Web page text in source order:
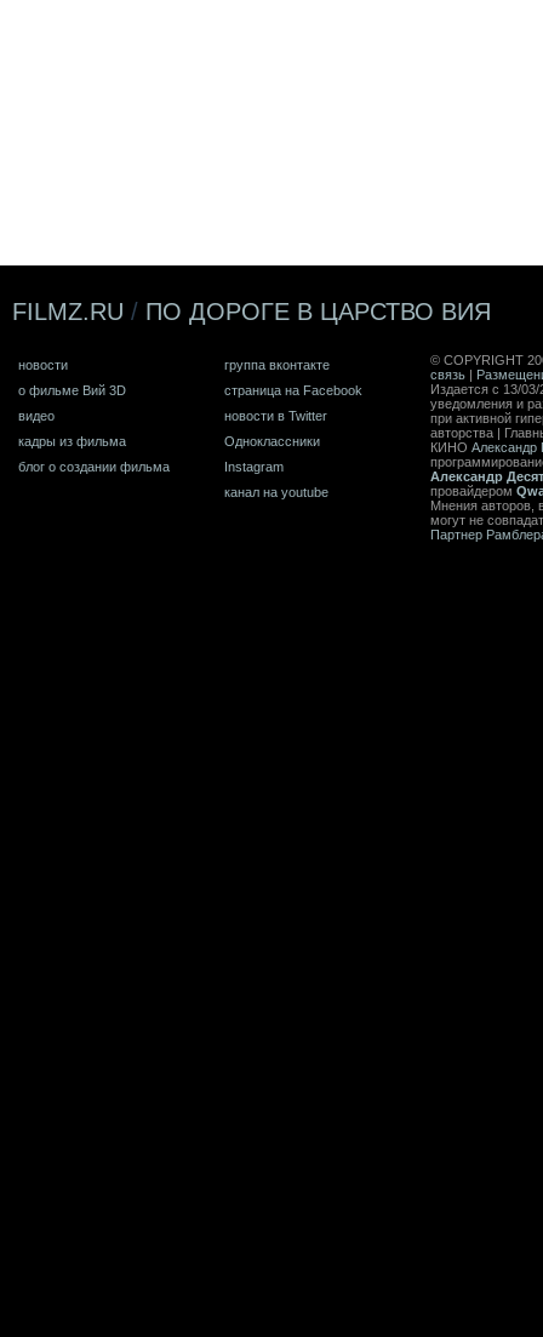
FILMZ.RU / ПО ДОРОГЕ В ЦАРСТВО ВИЯ
новости
о фильме Вий 3D
видео
кадры из фильма
блог о создании фильма
группа вконтакте
страница на Facebook
новости в Twitter
Одноклассники
Instagram
канал на youtube
© COPYRIGHT
связь |
Издается с 13/
уведомления и
при активной
авторства |
КИНО Александр
Александр
провайдером
Мнения авторов,
могут не
Партнер